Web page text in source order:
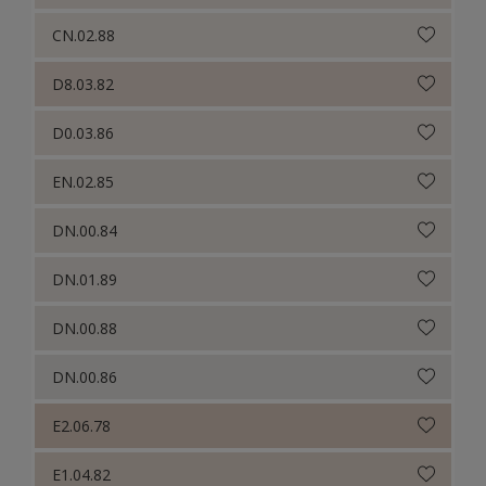
CN.02.88
D8.03.82
D0.03.86
EN.02.85
DN.00.84
DN.01.89
DN.00.88
DN.00.86
E2.06.78
E1.04.82